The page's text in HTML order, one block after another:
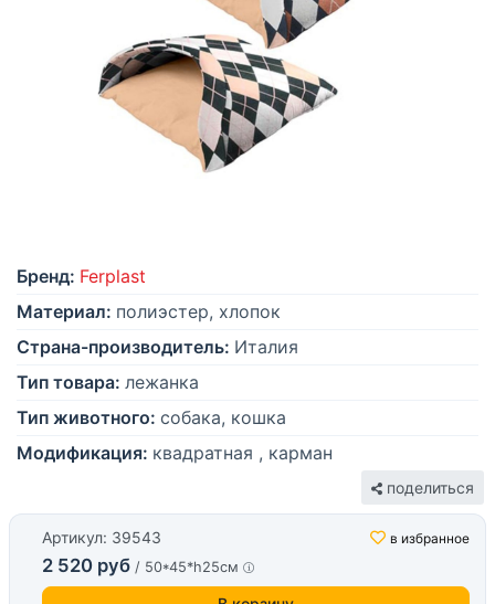
Бренд: Ferplast
Материал: полиэстер, хлопок
Страна-производитель: Италия
Тип товара: лежанка
Тип животного: собака, кошка
Модификация: квадратная , карман
поделиться
Артикул: 39543 в избранное
2 520 руб / 50*45*h25см